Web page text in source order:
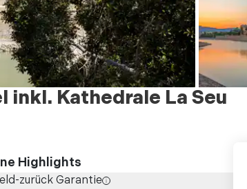
inkl. Kathedrale La Seu
Highlights
zurück Garantie